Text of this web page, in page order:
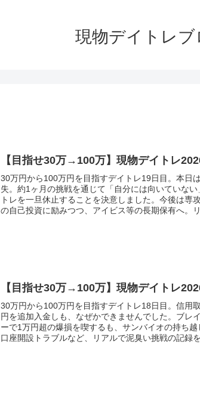
現物デイトレブ
【目指せ30万→100万】現物デイトレ
30万円から100万円を目指すデイトレ19日目。本日
失。約1ヶ月の挑戦を通じて「自分には向いていない
トレを一旦休止することを決意しました。今後は専
の自己投資に励みつつ、アイビス等の長期保有へ。
【目指せ30万→100万】現物デイトレ
30万円から100万円を目指すデイトレ18日目。信用
円を追加入金しも、なぜかできませんでした。ブレ
ーで1万円超の爆損を喫するも、サンバイオの持ち
口座開設トラブルなど、リアルで泥臭い挑戦の記録